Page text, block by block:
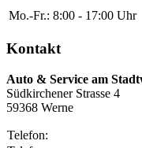
Mo.-Fr.: 8:00 - 17:00 Uhr
Kontakt
Auto & Service am
Südkirchener Strasse 4
59368 Werne
Telefon: